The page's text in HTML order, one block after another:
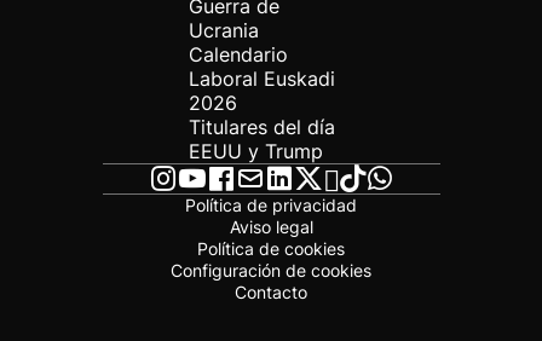
Guerra de
Ucrania
Calendario
Laboral Euskadi
2026
Titulares del día
EEUU y Trump
Política de privacidad
Aviso legal
Política de cookies
Configuración de cookies
Contacto